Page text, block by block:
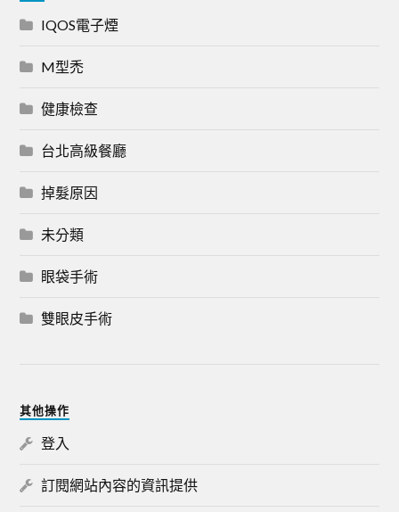
IQOS電子煙
M型禿
健康檢查
台北高級餐廳
掉髮原因
未分類
眼袋手術
雙眼皮手術
其他操作
登入
訂閱網站內容的資訊提供